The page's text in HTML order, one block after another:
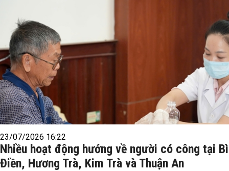
23/07/2026 16:22
Nhiều hoạt động hướng về người có công tại
Điền, Hương Trà, Kim Trà và Thuận An